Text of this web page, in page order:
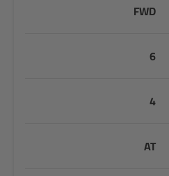
FWD
6
4
AT